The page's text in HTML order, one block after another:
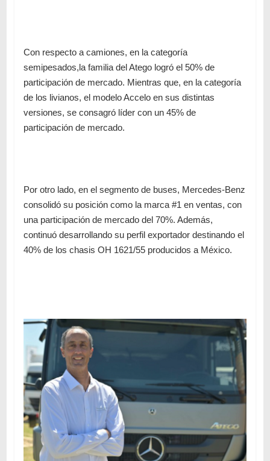
Con respecto a camiones, en la categoría
semipesados,la familia del Atego logró el 50% de
participación de mercado. Mientras que, en la categoría
de los livianos, el modelo Accelo en sus distintas
versiones, se consagró líder con un 45% de
participación de mercado.
Por otro lado, en el segmento de buses, Mercedes-Benz
consolidó su posición como la marca #1 en ventas, con
una participación de mercado del 70%. Además,
continuó desarrollando su perfil exportador destinando el
40% de los chasis OH 1621/55 producidos a México.